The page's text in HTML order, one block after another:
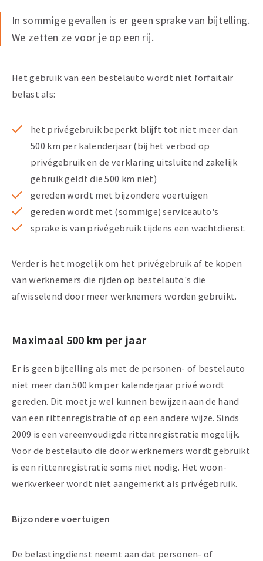
In sommige gevallen is er geen sprake van bijtelling.
We zetten ze voor je op een rij.
Het gebruik van een bestelauto wordt niet forfaitair
belast als:
het privégebruik beperkt blijft tot niet meer dan
500 km per kalenderjaar (bij het verbod op
privégebruik en de verklaring uitsluitend zakelijk
gebruik geldt die 500 km niet)
gereden wordt met bijzondere voertuigen
gereden wordt met (sommige) serviceauto's
sprake is van privégebruik tijdens een wachtdienst.
Verder is het mogelijk om het privégebruik af te kopen
van werknemers die rijden op bestelauto's die
afwisselend door meer werknemers worden gebruikt.
Maximaal 500 km per jaar
Er is geen bijtelling als met de personen- of bestelauto
niet meer dan 500 km per kalenderjaar privé wordt
gereden. Dit moet je wel kunnen bewijzen aan de hand
van een rittenregistratie of op een andere wijze. Sinds
2009 is een vereenvoudigde rittenregistratie mogelijk.
Voor de bestelauto die door werknemers wordt gebruikt
is een rittenregistratie soms niet nodig. Het woon-
werkverkeer wordt niet aangemerkt als privégebruik.
Bijzondere voertuigen
De belastingdienst neemt aan dat personen- of